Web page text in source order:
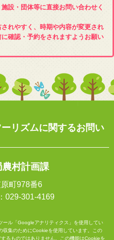
設・団体等に直接お問い合わせく
れやすく、時期や内容が変更され
確認・予約をされますようお願い
リズムに関するお問い
村計画課
町978番6
029-301-4169
ール「Googleアナリティクス」を使用してい
収集のためにCookieを使用しています。この
るものではありません。この機能はCookieを